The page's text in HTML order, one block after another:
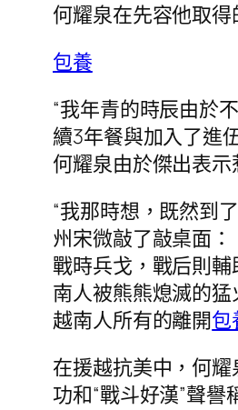
何耀泉在先容他取得
包養
“我年青的時辰由於
續3年餐與加入了進
何耀泉由於傑出表
“我那時想，既然到
州宋微敲了敲桌面
戰時兵戈，戰后則
南人被熊熊熄滅的
越南人所有的離開包
在援越抗美中，何
功和“戰斗好漢”聲譽